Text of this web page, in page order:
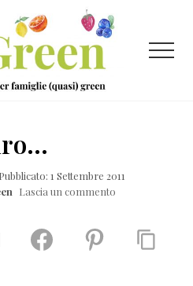
Menu
Pubblicato: 1 Settembre 2011
Lascia un commento